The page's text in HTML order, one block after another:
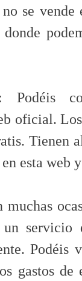
se vende
: Podéis
oficial.
Tienen
esta web
muchas
Podéis
gastos de